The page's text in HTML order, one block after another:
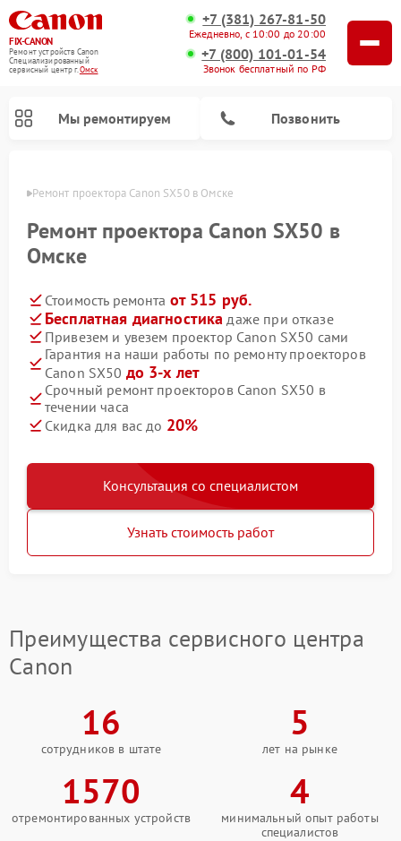
FIX-CANON
Ремонт устройств Canon
Специализированный
cервисный центр г.Омск
+7 (381) 267-81-50
Ежедневно, с 10:00 до 20:00
+7 (800) 101-01-54
Звонок бесплатный по РФ
Мы ремонтируем Позвонить
Ремонт проектора Canon SX50 в Омске
Ремонт проектора Canon SX50 в
Омске
Стоимость ремонта от 515 руб.
Бесплатная диагностика даже при отказе
Привезем и увезем проектор Canon SX50 сами
Гарантия на наши работы по ремонту проекторов
Canon SX50 до 3-х лет
Срочный ремонт проекторов Canon SX50 в
течении часа
Скидка для вас до 20%
Консультация со специалистом
Узнать стоимость работ
Преимущества сервисного центра
Canon
16
сотрудников в штате
5
лет на рынке
1570
отремонтированных устройств
4
минимальный опыт работы
специалистов